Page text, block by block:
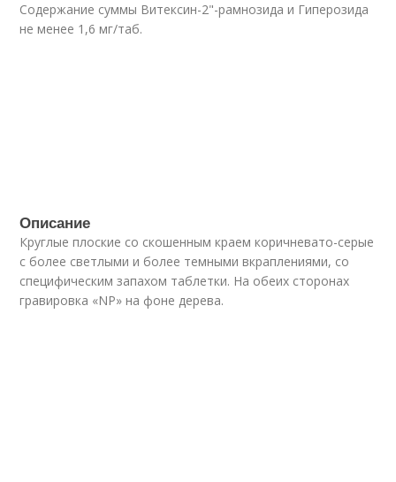
Содержание суммы Витексин-2"-рамнозида и Гиперозида
не менее 1,6 мг/таб.
Описание
Круглые плоские со скошенным краем коричневато-серые
с более светлыми и более темными вкраплениями, со
специфическим запахом таблетки. На обеих сторонах
гравировка «NP» на фоне дерева.